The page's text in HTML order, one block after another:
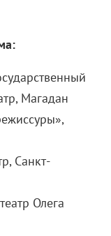
Магадан
Санкт-
Олега